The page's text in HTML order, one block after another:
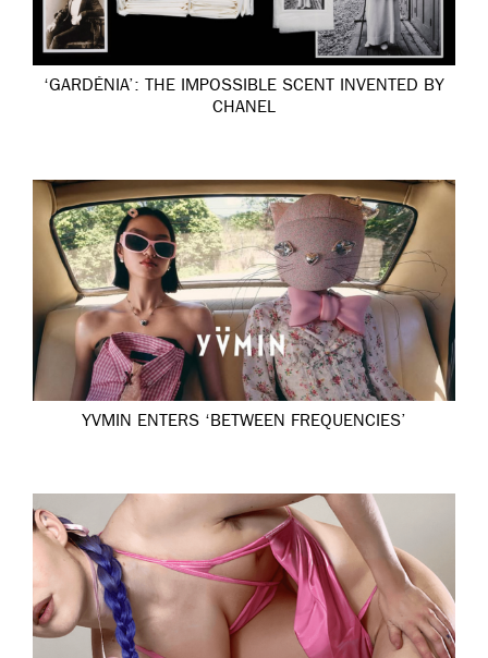
‘GARDÉNIA’: THE IMPOSSIBLE SCENT INVENTED BY
CHANEL
YVMIN ENTERS ‘BETWEEN FREQUENCIES’